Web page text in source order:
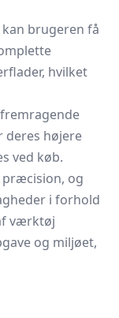
brugeren få
hvilket
højere
ved køb.
og
i forhold
værktøj
og miljøet,